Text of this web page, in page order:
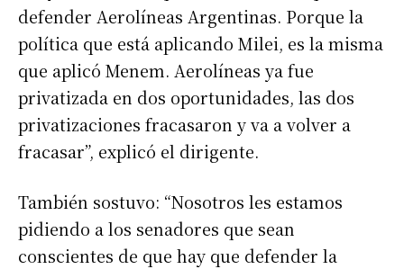
defender Aerolíneas Argentinas. Porque la
política que está aplicando Milei, es la misma
que aplicó Menem. Aerolíneas ya fue
privatizada en dos oportunidades, las dos
privatizaciones fracasaron y va a volver a
fracasar”, explicó el dirigente.
También sostuvo: “Nosotros les estamos
pidiendo a los senadores que sean
conscientes de que hay que defender la